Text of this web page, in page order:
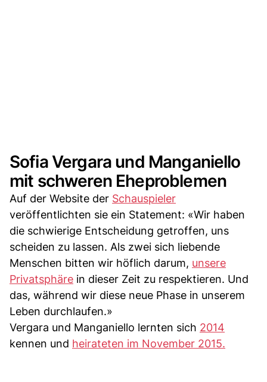
Sofia Vergara und Manganiello
mit schweren Eheproblemen
Auf der Website der Schauspieler
veröffentlichten sie ein Statement: «Wir haben
die schwierige Entscheidung getroffen, uns
scheiden zu lassen. Als zwei sich liebende
Menschen bitten wir höflich darum, unsere
Privatsphäre in dieser Zeit zu respektieren. Und
das, während wir diese neue Phase in unserem
Leben durchlaufen.»
Vergara und Manganiello lernten sich 2014
kennen und heirateten im November 2015.